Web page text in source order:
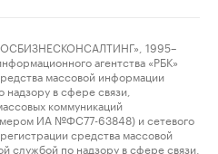
1995–
агентства «РБК»
массовой информации
в сфере связи,
коммуникаций
ИА №ФС77-63848) и сетевого
средства массовой
службой по надзору в сфере связи,